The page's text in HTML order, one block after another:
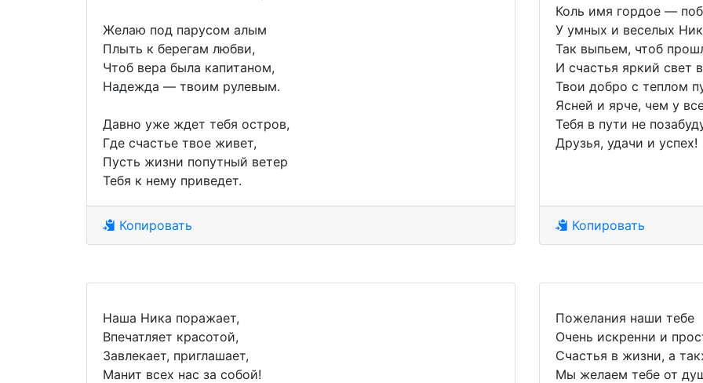
Желаю под парусом алым
Плыть к берегам любви,
Чтоб вера была капитаном,
Надежда — твоим рулевым.
Давно уже ждет тебя остров,
Где счастье твое живет,
Пусть жизни попутный ветер
Тебя к нему приведет.
Копировать
Коль имя гордое —
У умных и веселых
Так выпьем, чтоб
И счастья яркий свет
Твои добро с теплом
Ясней и ярче, чем у
Тебя в пути не
Друзья, удачи и успех!
Копировать
Наша Ника поражает,
Впечатляет красотой,
Завлекает, приглашает,
Манит всех нас за собой!
Пожелания наши тебе
Очень искренни и
Счастья в жизни, а
Мы желаем тебе от